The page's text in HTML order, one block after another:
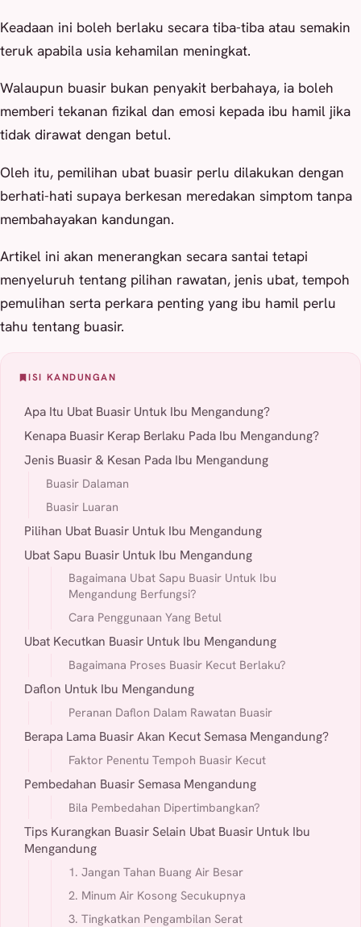
Keadaan ini boleh berlaku secara tiba-tiba atau semakin
teruk apabila usia kehamilan meningkat.
Walaupun buasir bukan penyakit berbahaya, ia boleh
memberi tekanan fizikal dan emosi kepada ibu hamil jika
tidak dirawat dengan betul.
Oleh itu, pemilihan ubat buasir perlu dilakukan dengan
berhati-hati supaya berkesan meredakan simptom tanpa
membahayakan kandungan.
Artikel ini akan menerangkan secara santai tetapi
menyeluruh tentang pilihan rawatan, jenis ubat, tempoh
pemulihan serta perkara penting yang ibu hamil perlu
tahu tentang buasir.
ISI KANDUNGAN
Apa Itu Ubat Buasir Untuk Ibu Mengandung?
Kenapa Buasir Kerap Berlaku Pada Ibu Mengandung?
Jenis Buasir & Kesan Pada Ibu Mengandung
Buasir Dalaman
Buasir Luaran
Pilihan Ubat Buasir Untuk Ibu Mengandung
Ubat Sapu Buasir Untuk Ibu Mengandung
Bagaimana Ubat Sapu Buasir Untuk Ibu
Mengandung Berfungsi?
Cara Penggunaan Yang Betul
Ubat Kecutkan Buasir Untuk Ibu Mengandung
Bagaimana Proses Buasir Kecut Berlaku?
Daflon Untuk Ibu Mengandung
Peranan Daflon Dalam Rawatan Buasir
Berapa Lama Buasir Akan Kecut Semasa Mengandung?
Faktor Penentu Tempoh Buasir Kecut
Pembedahan Buasir Semasa Mengandung
Bila Pembedahan Dipertimbangkan?
Tips Kurangkan Buasir Selain Ubat Buasir Untuk Ibu
Mengandung
1. Jangan Tahan Buang Air Besar
2. Minum Air Kosong Secukupnya
3. Tingkatkan Pengambilan Serat